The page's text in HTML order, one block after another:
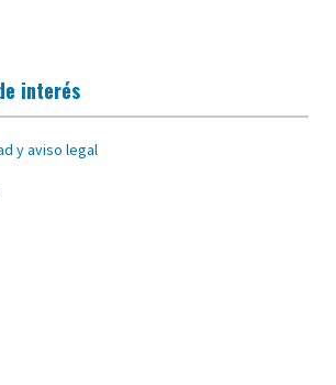
interés
y aviso legal